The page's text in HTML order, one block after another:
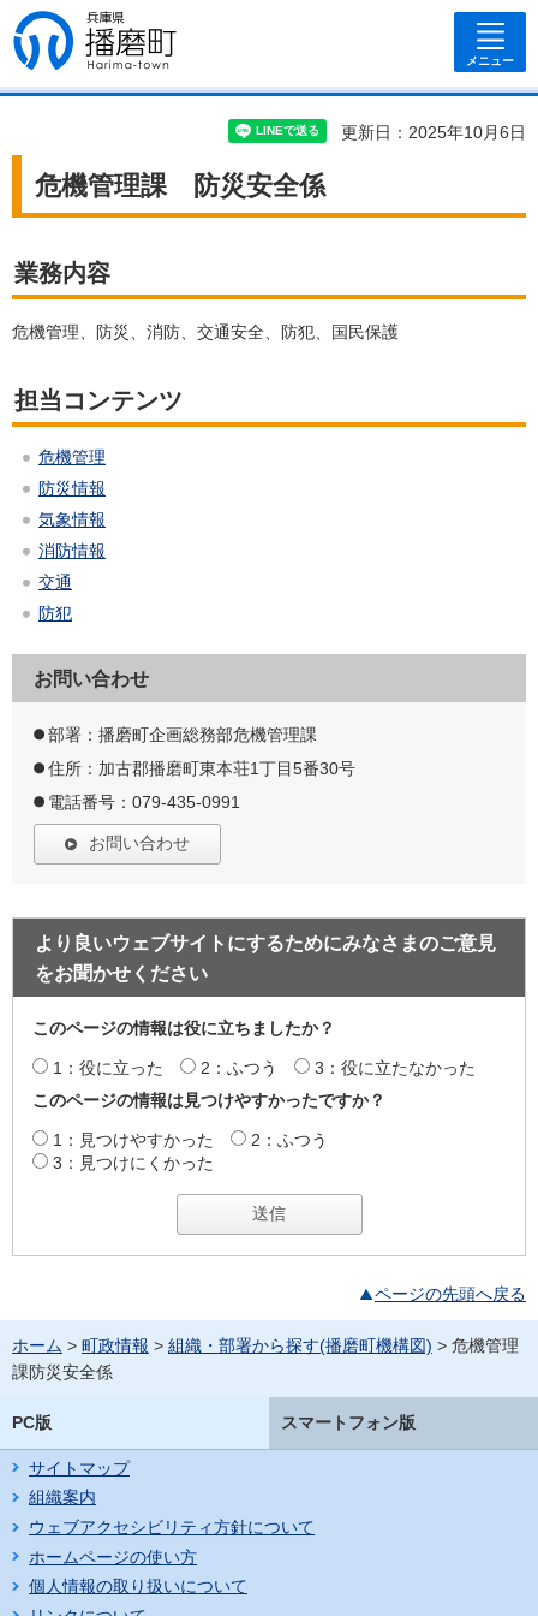
兵庫県 播磨
町
メニュー
更新日：2025年10月6日
危機管理課 防災安全係
業務内容
危機管理、防災、消防、交通安全、防犯、国民保護
担当コンテンツ
危機管理
防災情報
気象情報
消防情報
交通
防犯
お問い合わせ
部署：播磨町企画総務部危機管理課
住所：加古郡播磨町東本荘1丁目5番30号
電話番号：079-435-0991
お問い合わせ
より良いウェブサイトにするためにみなさまのご意見
をお聞かせください
このページの情報は役に立ちましたか？
1：役に立った 2：ふつう
3：役に立たなかった
このページの情報は見つけやすかったですか？
1：見つけやすかった
2：ふつう
3：見つけにくかった
ページの先頭へ戻る
ホーム > 町政情報 > 組織・部署から探す(播磨町機構図) > 危機管理
課防災安全係
PC版 スマートフォン版
サイトマップ
組織案内
ウェブアクセシビリティ方針について
ホームページの使い方
個人情報の取り扱いについて